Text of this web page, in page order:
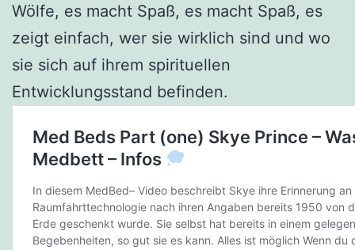
Wölfe, es macht Spaß, es macht Spaß, es
zeigt einfach, wer sie wirklich sind und wo
sie sich auf ihrem spirituellen
Entwicklungsstand befinden.